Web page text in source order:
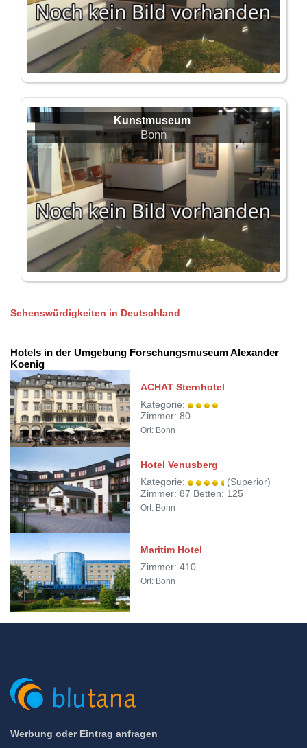
Kunstmuseum
Bonn
Sehenswürdigkeiten in Deutschland
Hotels in der Umgebung Forschungsmuseum Alexander
Koenig
ACHAT Sternhotel
Kategorie:
Zimmer: 80
Ort: Bonn
Hotel Venusberg
Kategorie:
(Superior)
Zimmer: 87 Betten: 125
Ort: Bonn
Maritim Hotel
Zimmer: 410
Ort: Bonn
Werbung oder Eintrag anfragen